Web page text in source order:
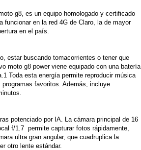
g8, es un equipo homologado y certificado
funcionar en la red 4G de Claro, la de mayor
en el país.
estar buscando tomacorrientes o tener que
moto g8 power viene equipado con una batería
Toda esta energía permite reproducir música
favoritos. Además, incluye
potenciado por IA. La cámara principal de 16
f/1.7 permite capturar fotos rápidamente,
ultra gran angular, que cuadruplica la
otro lente estándar.